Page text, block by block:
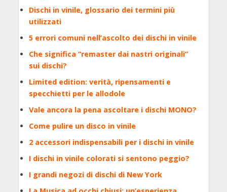
Dischi in vinile, glossario dei termini più
utilizzati
5 errori comuni nell’ascolto dei dischi in vinile
Che significa “remaster dai nastri originali”
sui dischi?
Limited edition: verità, ripensamenti e
specchietti per le allodole
Vale ancora la pena ascoltare i dischi MONO?
Come pulire un disco in vinile
2 accessori indispensabili per i dischi in vinile
I dischi in vinile colorati si sentono peggio?
I grandi negozi di dischi di New York